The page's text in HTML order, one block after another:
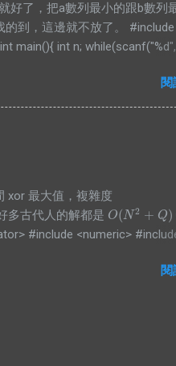
好了，把a數列最小的跟b數列
到，這邊就不放了。 #include
main(){ int n;
ans+=(unsigned long
xor 最大值，複雜度
多古代人的解都是 O(N 2 + Q)
O(N2+ Q)
#include <numeric> #include